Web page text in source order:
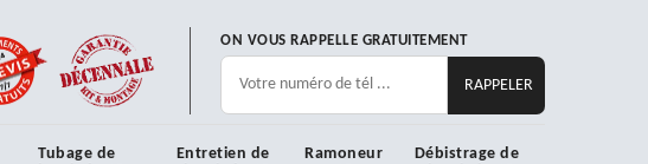
ON VOUS RAPPELLE GRATUITEMENT
Tubage de
Entretien de
Ramoneur
Débistrage de